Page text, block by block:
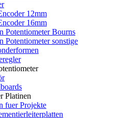
12mm
16mm
Potentiometer Bourns
Potentiometer sonstige
Platinen
fuer Projekte